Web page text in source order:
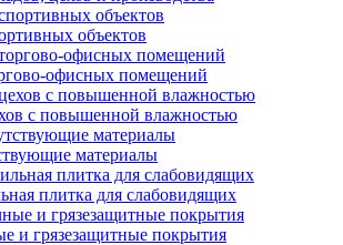
объектов
офисных помещений
с повышенной влажностью
материалы
плитка для слабовидящих
и грязезащитные покрытия